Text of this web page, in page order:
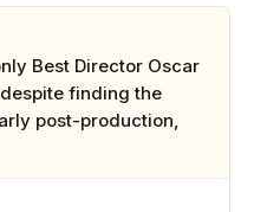
Best Director Oscar
finding the
post-production,